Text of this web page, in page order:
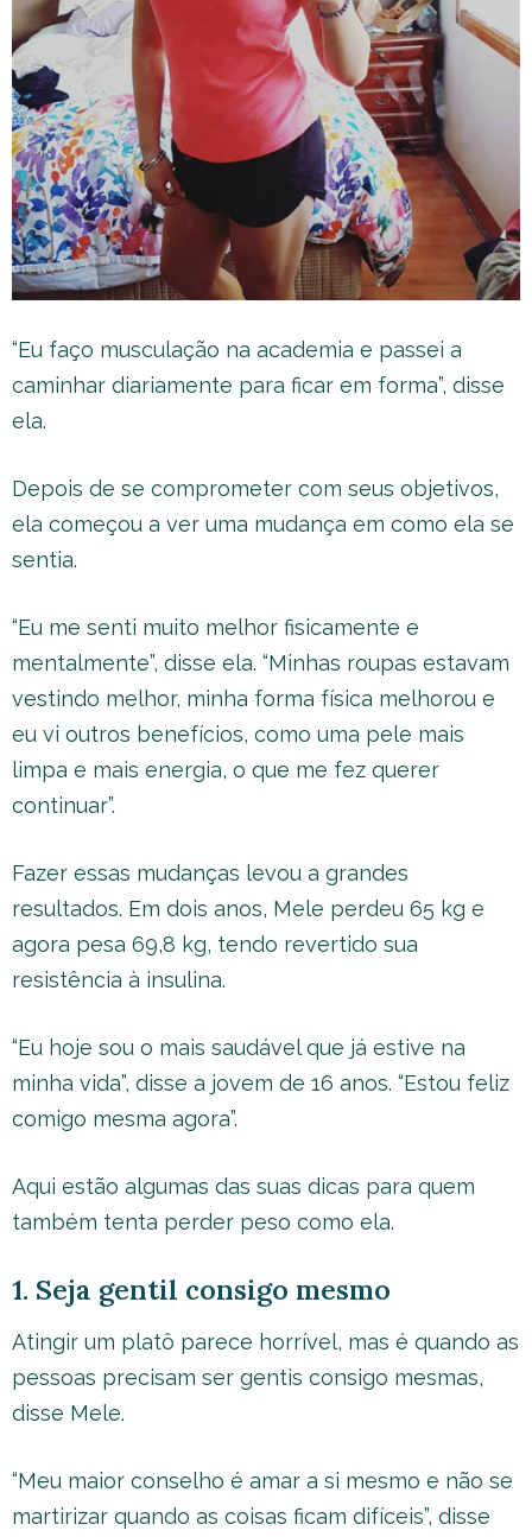
“Eu faço musculação na academia e passei a
caminhar diariamente para ficar em forma”, disse
ela.
Depois de se comprometer com seus objetivos,
ela começou a ver uma mudança em como ela se
sentia.
“Eu me senti muito melhor fisicamente e
mentalmente”, disse ela. “Minhas roupas estavam
vestindo melhor, minha forma física melhorou e
eu vi outros benefícios, como uma pele mais
limpa e mais energia, o que me fez querer
continuar”.
Fazer essas mudanças levou a grandes
resultados. Em dois anos, Mele perdeu 65 kg e
agora pesa 69,8 kg, tendo revertido sua
resistência à insulina.
“Eu hoje sou o mais saudável que já estive na
minha vida”, disse a jovem de 16 anos. “Estou feliz
comigo mesma agora”.
Aqui estão algumas das suas dicas para quem
também tenta perder peso como ela.
1. Seja gentil consigo mesmo
Atingir um platô parece horrível, mas é quando as
pessoas precisam ser gentis consigo mesmas,
disse Mele.
“Meu maior conselho é amar a si mesmo e não se
martirizar quando as coisas ficam difíceis”, disse